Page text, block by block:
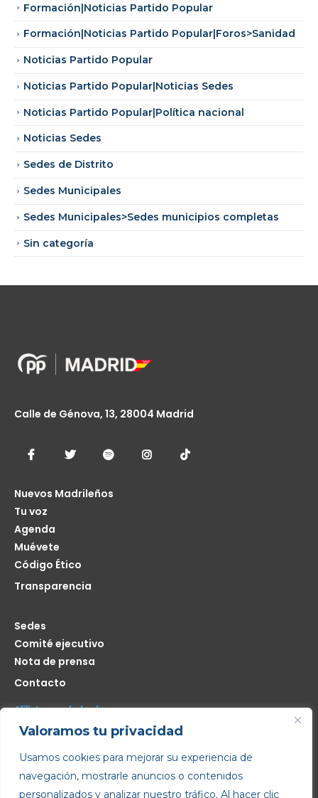
Valoramos tu privacidad
Usamos cookies para mejorar su experiencia de
navegación, mostrarle anuncios o contenidos
personalizados y analizar nuestro tráfico. Al hacer clic
Formación|Noticias Partido Popular
Formación|Noticias Partido Popular|Foros>Sanidad
Noticias Partido Popular
Noticias Partido Popular|Noticias Sedes
Noticias Partido Popular|Política nacional
Noticias Sedes
Sedes de Distrito
Sedes Municipales
Sedes Municipales>Sedes municipios completas
Sin categoría
Calle de Génova, 13, 28004 Madrid
Nuevos Madrileños
Tu voz
Agenda
Muévete
Código Ético
Transparencia
Sedes
Comité ejecutivo
Nota de prensa
Contacto
Afíliate seas de donde seas
Me interesa
Copyright © 2022 – Todos los derechos reservados